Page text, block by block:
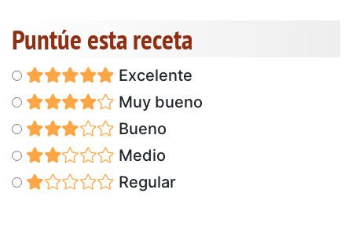
Puntúe esta receta
Excelente
Muy bueno
Bueno
Medio
Regular